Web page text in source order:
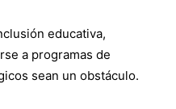
educativa,
a programas de
sean un obstáculo.